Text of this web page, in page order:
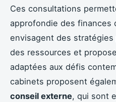
Ces consultations
approfondie des finances
envisagent des
des ressources et
adaptées aux défis
cabinets proposent
conseil externe, qui sont